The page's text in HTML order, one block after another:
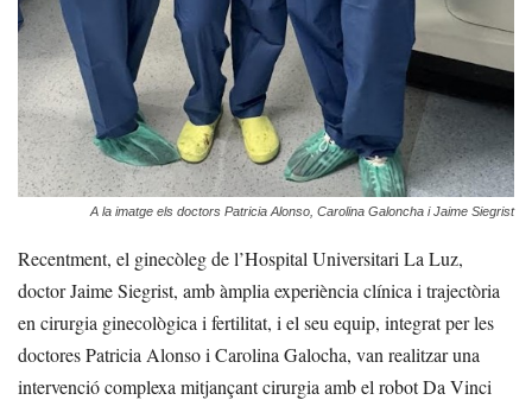
A la imatge els doctors Patricia Alonso, Carolina Galoncha i Jaime Siegrist
Recentment, el ginecòleg de l’Hospital Universitari La Luz,
doctor Jaime Siegrist, amb àmplia experiència clínica i trajectòria
en cirurgia ginecològica i fertilitat, i el seu equip, integrat per les
doctores Patricia Alonso i Carolina Galocha, van realitzar una
intervenció complexa mitjançant cirurgia amb el robot Da Vinci